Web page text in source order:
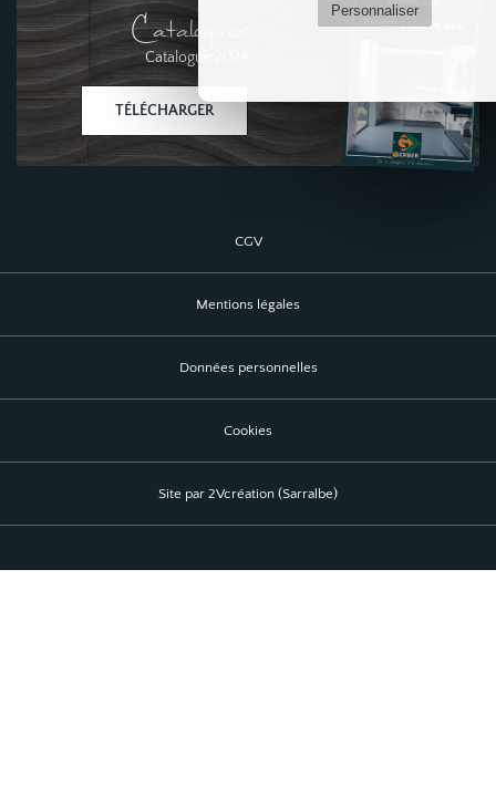
Personnaliser
Catalogues
Catalogue 2024
TÉLÉCHARGER
CGV
Mentions légales
Données personnelles
Cookies
Site par 2Vcréation (Sarralbe)